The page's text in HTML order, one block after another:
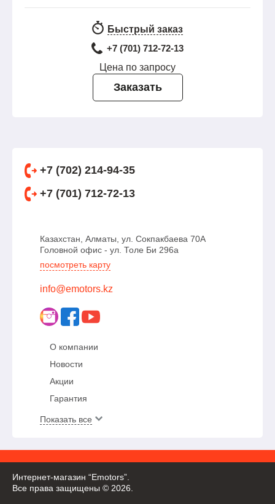
Быстрый заказ
+7 (701) 712-72-13
Цена по запросу
Заказать
+7 (702) 214-94-35
+7 (701) 712-72-13
Казахстан, Алматы, ул. Сокпакбаева 70А
Головной офис - ул. Толе Би 296а
посмотреть карту
info@emotors.kz
О компании
Новости
Акции
Гарантия
Показать все
Интернет-магазин “Emotors”.
Все права защищены © 2026.